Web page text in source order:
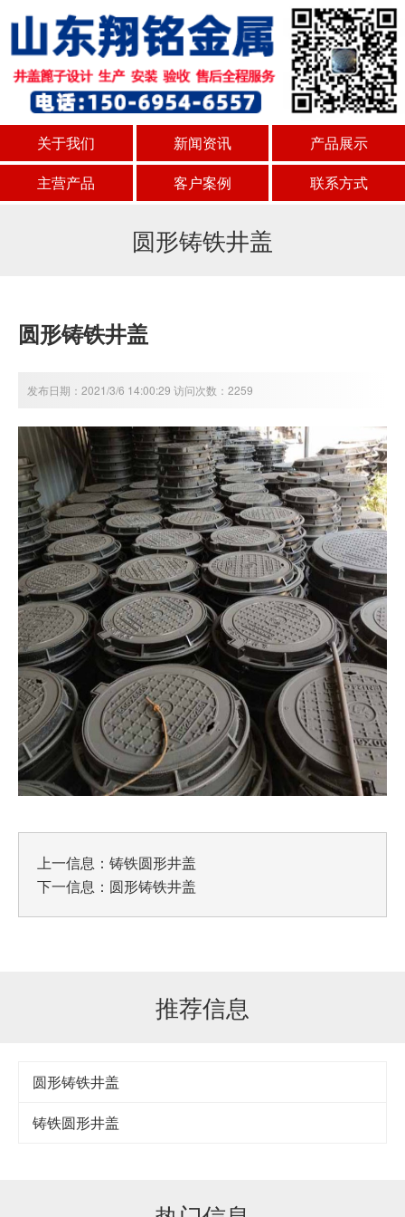
关于我们 新闻资讯
产品展示
主营产品
客户案例 联系方式
圆形铸铁井盖
圆形铸铁井盖
发布日期：2021/3/6 14:00:29 访问次数：2259
上一信息： 铸铁圆形井盖
下一信息： 圆形铸铁井盖
推荐信息
圆形铸铁井盖
铸铁圆形井盖